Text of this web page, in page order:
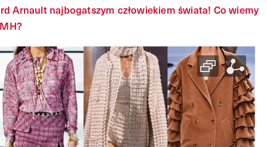
Arnault najbogatszym człowiekiem świata! Co wiemy